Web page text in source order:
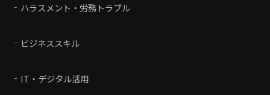
ハラスメント・労務トラブル
ビジネススキル
IT・デジタル活用